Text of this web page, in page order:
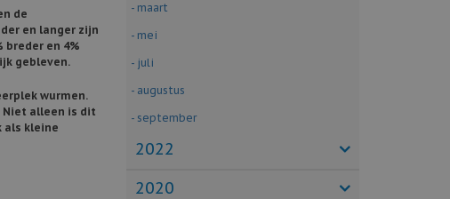
de
en langer zijn
breder en 4%
gebleven.
wurmen.
Niet alleen is dit
als kleine
- maart
- mei
- juli
- augustus
- september
2022
2020